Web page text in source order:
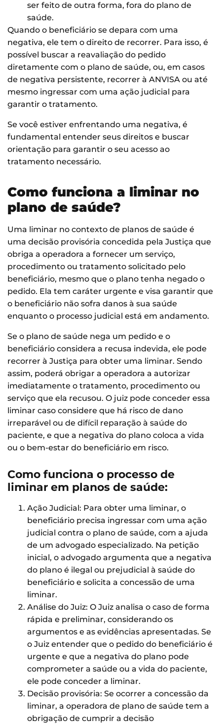
ser feito de outra forma, fora do plano de
saúde.
Quando o beneficiário se depara com uma
negativa, ele tem o direito de recorrer. Para isso, é
possível buscar a reavaliação do pedido
diretamente com o plano de saúde, ou, em casos
de negativa persistente, recorrer à ANVISA ou até
mesmo ingressar com uma ação judicial para
garantir o tratamento.
Se você estiver enfrentando uma negativa, é
fundamental entender seus direitos e buscar
orientação para garantir o seu acesso ao
tratamento necessário.
Como funciona a liminar no
plano de saúde?
Uma liminar no contexto de planos de saúde é
uma decisão provisória concedida pela Justiça que
obriga a operadora a fornecer um serviço,
procedimento ou tratamento solicitado pelo
beneficiário, mesmo que o plano tenha negado o
pedido. Ela tem caráter urgente e visa garantir que
o beneficiário não sofra danos à sua saúde
enquanto o processo judicial está em andamento.
Se o plano de saúde nega um pedido e o
beneficiário considera a recusa indevida, ele pode
recorrer à Justiça para obter uma liminar. Sendo
assim, poderá obrigar a operadora a autorizar
imediatamente o tratamento, procedimento ou
serviço que ela recusou. O juiz pode conceder essa
liminar caso considere que há risco de dano
irreparável ou de difícil reparação à saúde do
paciente, e que a negativa do plano coloca a vida
ou o bem-estar do beneficiário em risco.
Como funciona o processo de
liminar em planos de saúde:
Ação Judicial: Para obter uma liminar, o
beneficiário precisa ingressar com uma ação
judicial contra o plano de saúde, com a ajuda
de um advogado especializado. Na petição
inicial, o advogado argumenta que a negativa
do plano é ilegal ou prejudicial à saúde do
beneficiário e solicita a concessão de uma
liminar.
Análise do Juiz: O Juiz analisa o caso de forma
rápida e preliminar, considerando os
argumentos e as evidências apresentadas. Se
o Juiz entender que o pedido do beneficiário é
urgente e que a negativa do plano pode
comprometer a saúde ou a vida do paciente,
ele pode conceder a liminar.
Decisão provisória: Se ocorrer a concessão da
liminar, a operadora de plano de saúde tem a
obrigação de cumprir a decisão